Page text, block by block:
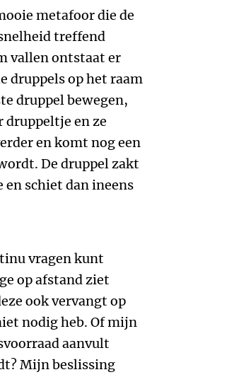
metafoor die de
treffend
vallen ontstaat er
druppels op het raam
druppel bewegen,
druppeltje en ze
en komt nog een
De druppel zakt
schiet dan ineens
vragen kunt
op afstand ziet
ook vervangt op
nodig heb. Of mijn
aanvult
Mijn beslissing